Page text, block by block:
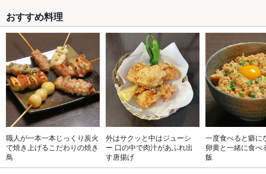
おすすめ料理
職人が一本一本じっくり炭火
で焼き上げるこだわりの焼き
鳥
外はサクッと中はジューシ
ー 口の中で肉汁があふれ出
す唐揚げ
一度食べると癖に
卵黄と一緒に食べ
飯